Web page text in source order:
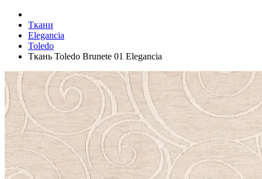
Ткани
Elegancia
Toledo
Ткань Toledo Brunete 01 Elegancia